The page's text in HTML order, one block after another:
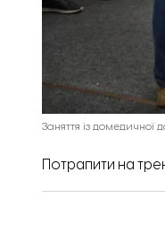
Заняття із домедичної
Потрапити на